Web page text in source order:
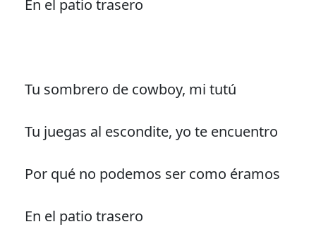
En el patio trasero
Tu sombrero de cowboy, mi tutú
Tu juegas al escondite, yo te encuentro
Por qué no podemos ser como éramos
En el patio trasero